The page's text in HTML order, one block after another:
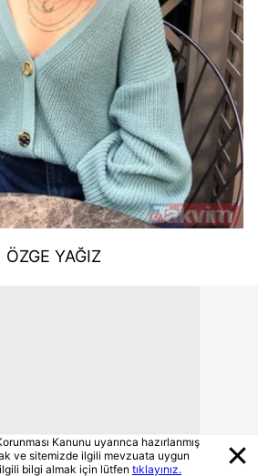
ÖZGE YAĞIZ
Kanunu uyarınca hazırlanmış
ve sitemizde ilgili mevzuata uygun
ilgili bilgi almak için lütfen tıklayınız.